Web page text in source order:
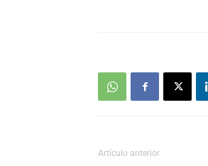
Artículo anterior